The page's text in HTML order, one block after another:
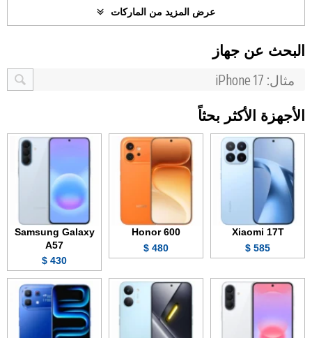
عرض المزيد من الماركات
البحث عن جهاز
الأجهزة الأكثر بحثاً
Xiaomi 17T
585 $
Honor 600
480 $
Samsung Galaxy
A57
430 $